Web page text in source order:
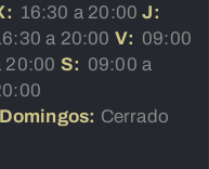
16:30 a 20:00J:
a 20:00 V: 09:00
20:00 S: 09:00 a
Cerrado